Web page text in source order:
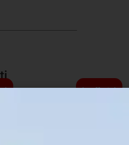
In offerta!